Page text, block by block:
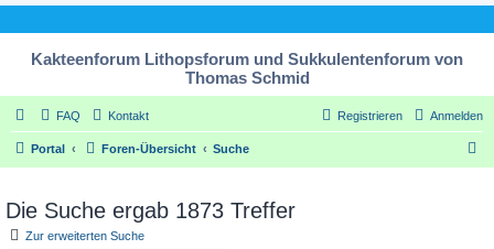
Kakteenforum Lithopsforum und Sukkulentenforum von
Thomas Schmid
FAQ Kontakt Anmelden
Registrieren
Portal Foren-Übersicht Suche
Die Suche ergab 1873 Treffer
Zur erweiterten Suche